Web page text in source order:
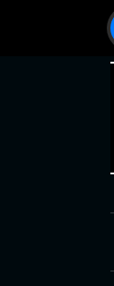
É noite
Love